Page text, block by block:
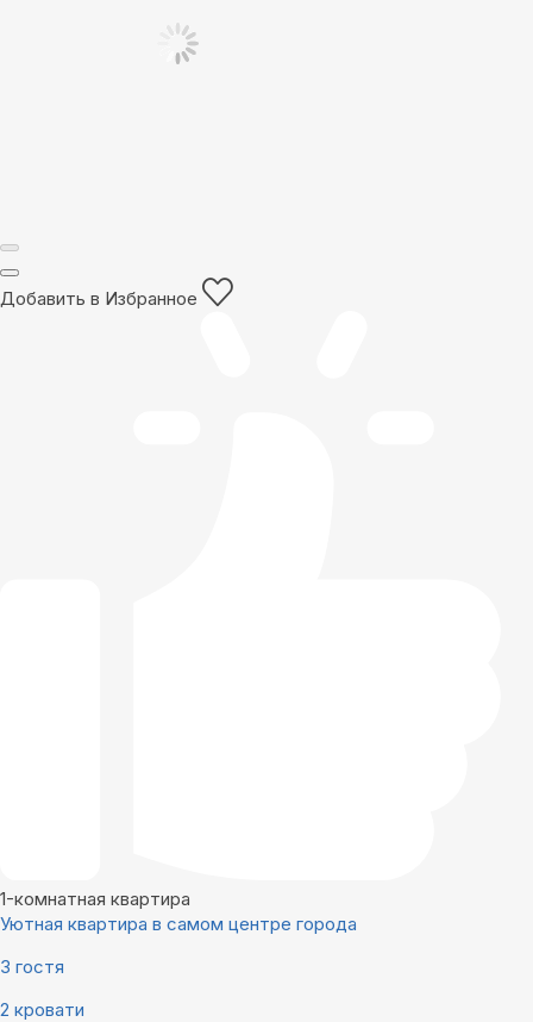
Добавить в Избранное
1-комнатная квартира
Уютная квартира в самом центре города
3 гостя
2 кровати